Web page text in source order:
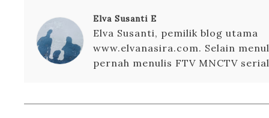
Elva Susanti E
Elva Susanti, pemilik blog utama
www.elvanasira.com. Selain
pernah menulis FTV MNCTV